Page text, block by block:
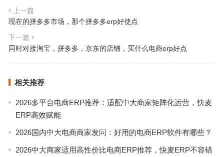
上一篇
现在的拼多多市场，那个拼多多erp好使点
下一篇
同时对接淘宝，拼多多，京东的店铺，买什么电商erp好点
相关推荐
2026多平台电商ERP推荐：适配中大商家矩阵化运营，快麦
ERP高效赋能
2026国内中大电商商家发问：好用的电商ERP软件有哪些？
2026中大商家适用高性价比电商ERP推荐，快麦ERP不容错